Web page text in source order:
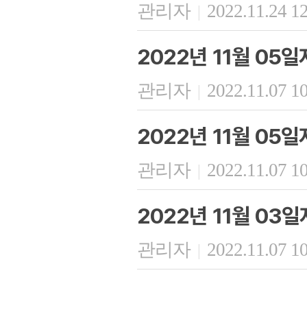
관리자 | 2022.11.24
2022년 11월 05일
관리자 | 2022.11.07
2022년 11월 05일
관리자 | 2022.11.07
2022년 11월 03일
관리자 | 2022.11.07